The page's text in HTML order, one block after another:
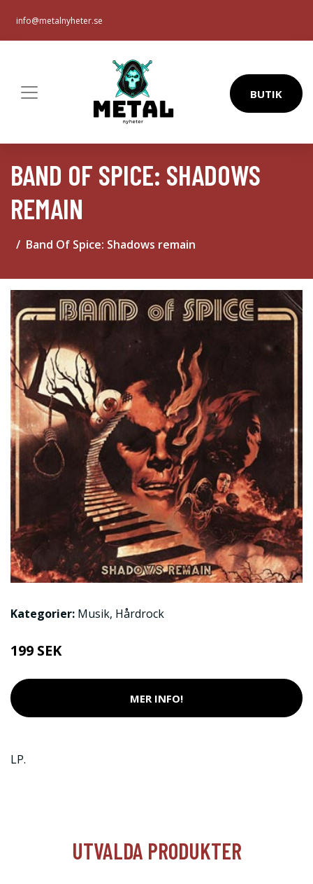
info@metalnyheter.se
BUTIK
BAND OF SPICE: SHADOWS
REMAIN
Band Of Spice: Shadows remain
Kategorier: Musik, Hårdrock
199 SEK
MER INFO!
LP.
UTVALDA PRODUKTER